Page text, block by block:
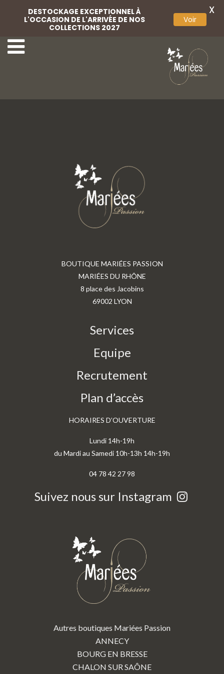
Boléro satin
BOUTIQUE MARIÉES PASSION
MARIÉES DU RHÔNE
8 place des Jacobins
69002 LYON
Services
Equipe
Recrutement
Plan d’accès
HORAIRES D’OUVERTURE
Lundi 14h-19h
du Mardi au Samedi 10h-13h 14h-19h
04 78 42 27 98
Suivez nous sur Instagram
Autres boutiques Mariées Passion
ANNECY
BOURG EN BRESSE
CHALON SUR SAÔNE
DESTOCKAGE EXCEPTIONNEL À
L'OCCASION DE L'ARRIVÉE DE NOS
COLLECTIONS 2027
Voir
X